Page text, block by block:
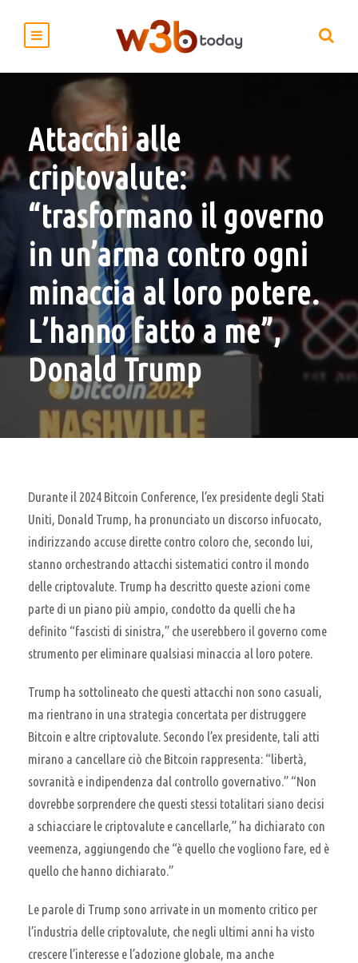
Attacchi alle
criptovalute:
“trasformano il governo
in un’arma contro ogni
minaccia al loro potere.
L’hanno fatto a me”,
Donald Trump
Durante il 2024 Bitcoin Conference, l’ex presidente degli Stati
Uniti, Donald Trump, ha pronunciato un discorso infuocato,
indirizzando accuse dirette contro coloro che, secondo lui,
stanno orchestrando attacchi sistematici contro il mondo
delle criptovalute. Trump ha descritto queste azioni come
parte di un piano più ampio, condotto da quelli che ha
definito “fascisti di sinistra,” che userebbero il governo come
strumento per eliminare qualsiasi minaccia al loro potere.
Trump ha sottolineato che questi attacchi non sono casuali,
ma rientrano in una strategia concertata per distruggere
Bitcoin e altre criptovalute. Secondo l’ex presidente, tali atti
mirano a cancellare ciò che Bitcoin rappresenta: “libertà,
sovranità e indipendenza dal controllo governativo.” “Non
dovrebbe sorprendere che questi stessi totalitari siano decisi
a schiacciare le criptovalute e cancellarle,” ha dichiarato con
veemenza, aggiungendo che “è quello che vogliono fare, ed è
quello che hanno dichiarato.”
Le parole di Trump sono arrivate in un momento critico per
l’industria delle criptovalute, che negli ultimi anni ha visto
crescere l’interesse e l’adozione globale, ma anche